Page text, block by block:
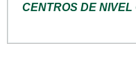
CENTROS DE NIVEL